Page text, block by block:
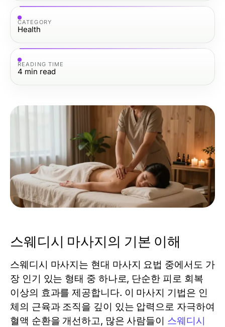
CATEGORY
Health
READING TIME
4 min read
스웨디시 마사지의 기본 이해
스웨디시 마사지는 현대 마사지 요법 중에서도 가
장 인기 있는 형태 중 하나로, 단순한 피로 회복
이상의 효과를 제공합니다. 이 마사지 기법은 인
체의 근육과 조직을 깊이 있는 압력으로 자극하여
혈액 순환을 개선하고, 많은 사람들이 스웨디시